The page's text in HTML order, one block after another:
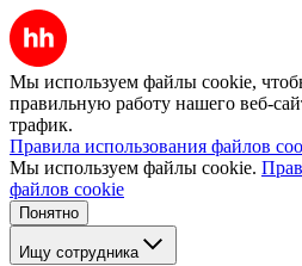
Мы используем файлы cookie,
правильную работу нашего веб-
трафик.
Правила использования файлов
Мы используем файлы cookie.
файлов cookie
Понятно
Ищу сотрудника